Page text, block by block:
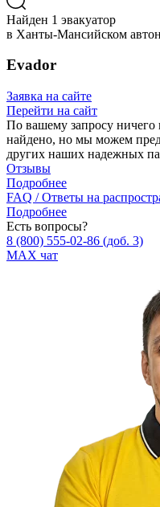
Найден 1 эвакуатор
в Ханты-Мансийском
Evador
Заявка на сайте
Перейти на сайт
По вашему запросу ничего
найдено, но мы можем
других наших надежных
Отзывы
Подробнее
FAQ / Ответы на
Подробнее
Есть вопросы?
8 (800) 555‑02‑86 (доб. 3)
MAX чат